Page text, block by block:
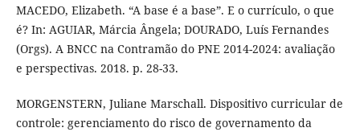
MACEDO, Elizabeth. “A base é a base”. E o currículo, o que
é? In: AGUIAR, Márcia Ângela; DOURADO, Luís Fernandes
(Orgs). A BNCC na Contramão do PNE 2014-2024: avaliação
e perspectivas. 2018. p. 28-33.
MORGENSTERN, Juliane Marschall. Dispositivo curricular de
controle: gerenciamento do risco de governamento da